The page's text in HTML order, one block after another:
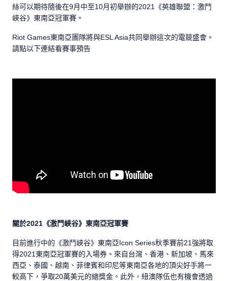
絲可以期待隨後在9月中至10月初舉辦的2021《英雄聯盟：激鬥
峽谷》東南亞冠軍賽。
Riot Games東南亞團隊將與ESL Asia共同舉辦這次的電競盛會。
請點以下連結看賽事預告
關於2021《激鬥峽谷》東南亞冠軍賽
目前進行中的《激鬥峽谷》東南亞Icon Series秋季賽前21強將取
得2021東南亞冠軍賽的入場券。來自台灣、香港、新加坡、馬來
西亞、泰國、越南、菲律賓和印尼等東南亞各地的頂尖好手將一
較高下，爭取20萬美元的總獎金。此外，紐澳隊伍也有機會透過